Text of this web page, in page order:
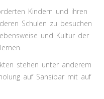
Kindern und ihren
Schulen zu besuchen
und Kultur der
stehen unter anderem
auf Sansibar mit auf